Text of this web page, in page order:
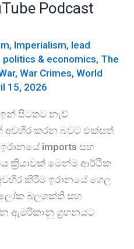
Podcast
, Imperialism, lead
politics & economics, The
, War Crimes, World
15, 2026
පිටතට නැව්
අවහිර කරන බවට එක්සත්
imports සහ
ක්‍රියාවක් මෙන්ම ආර්ථික
කිරීම ඉරානයේ ගෙල
බලශක්ති සහ
ඇමරිකානු ග්‍රහනයට